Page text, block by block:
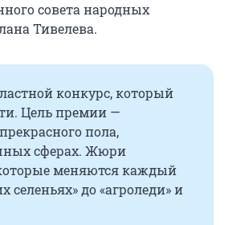
совета народных
Тивелева.
конкурс, который
Цель премии —
пола,
сферах. Жюри
меняются каждый
до «агроледи» и